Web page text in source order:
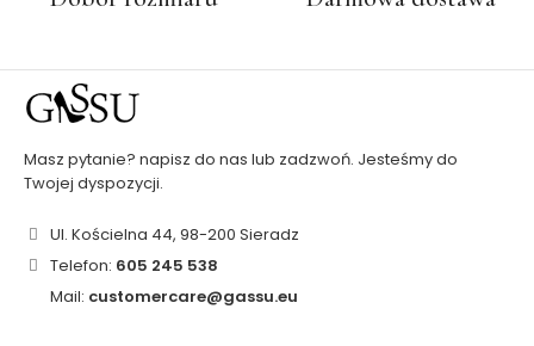
Masz pytanie? napisz do nas lub zadzwoń. Jesteśmy do
Twojej dyspozycji.
Ul. Kościelna 44, 98-200 Sieradz
Telefon: 605 245 538
Mail: customercare@gassu.eu